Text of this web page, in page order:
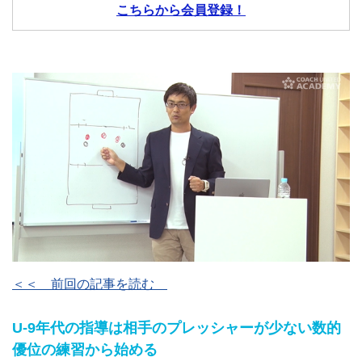
こちらから会員登録！
＜＜ 前回の記事を読む
U-9年代の指導は相手のプレッシャーが少ない数的
優位の練習から始める